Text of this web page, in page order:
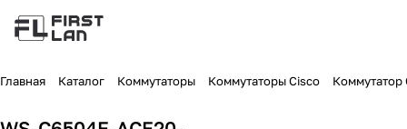
Главная Каталог Коммутаторы Коммутаторы Cisco Коммутатор